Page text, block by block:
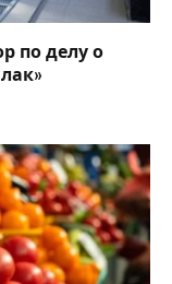
по делу о